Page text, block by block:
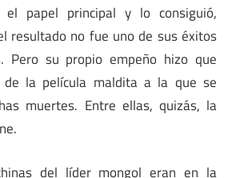
el papel principal y lo consiguió,
resultado no fue uno de sus éxitos
Pero su propio empeño hizo que
la película maldita a la que se
muertes. Entre ellas, quizás, la
del líder mongol eran en la